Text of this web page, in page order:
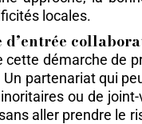
locales.
d’entrée
démarche de
partenariat qui
ou de
aller prendre le